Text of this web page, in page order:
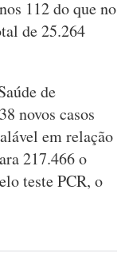
112 do que no
de 25.264
de
novos casos
em relação
217.466 o
teste PCR, o